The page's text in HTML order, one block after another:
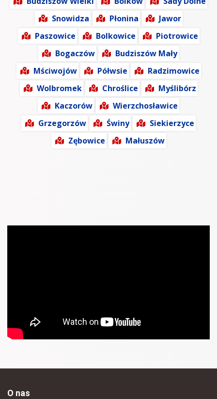
Snowidza
Płonina
Jawor
Paszowice
Bolkowice
Piotrowice
Bogaczów
Budziszów Mały
Mściwojów
Półwsie
Radzimowice
Wolbromek
Chroślice
Myślibórz
Kaczorów
Wierzchosławice
Grzegorzów
Świny
Siekierzyce
Zębowice
Małuszów
O nas